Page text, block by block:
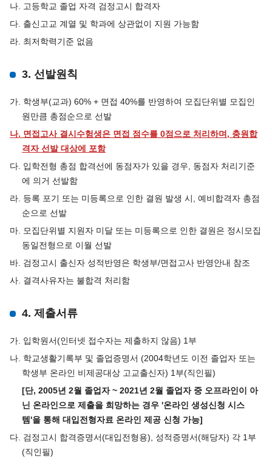
나. 고등학교 졸업 자격 검정고시 합격자
다. 출신고교 계열 및 학과에 상관없이 지원 가능함
라. 최저학력기준 없음
3. 선발원칙
가. 학생부(교과) 60% + 면접 40%를 반영하여 모집단위별 모집인
원만큼 총점순으로 선발
나. 면접고사 결시수험생은 면접 점수를 0점으로 처리하며, 충원합
격자 선발 대상에 포함
다. 입학전형 총점 합격선에 동점자가 있을 경우, 동점자 처리기준
에 의거 선발함
라. 등록 포기 또는 미등록으로 인한 결원 발생 시, 예비합격자 총점
순으로 선발
마. 모집단위별 지원자 미달 또는 미등록으로 인한 결원은 정시모집
동일전형으로 이월 선발
바. 검정고시 출신자 성적반영은 학생부/면접고사 반영안내 참조
사. 결격사유자는 불합격 처리함
4. 제출서류
가. 입학원서(인터넷 접수자는 제출하지 않음) 1부
나. 학교생활기록부 및 졸업증명서 (2004학년도 이전 졸업자 또는
학생부 온라인 비제공대상 고교출신자) 1부(직인필)
[단, 2005년 2월 졸업자 ~ 2021년 2월 졸업자 중 오프라인이 아
닌 온라인으로 제출을 희망하는 경우 '온라인 생성신청 시스
템'을 통해 대입전형자료 온라인 제공 신청 가능]
다. 검정고시 합격증명서(대입전형용), 성적증명서(해당자) 각 1부
(직인필)